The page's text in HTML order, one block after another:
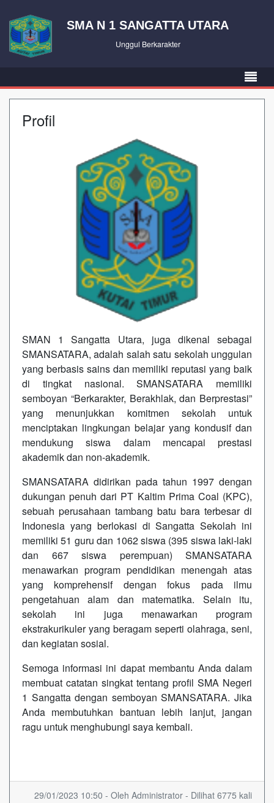
SMA N 1 SANGATTA UTARA
Unggul Berkarakter
Profil
SMAN 1 Sangatta Utara, juga dikenal sebagai
SMANSATARA, adalah salah satu sekolah unggulan
yang berbasis sains dan memiliki reputasi yang baik
di tingkat nasional. SMANSATARA memiliki
semboyan “Berkarakter, Berakhlak, dan Berprestasi”
yang menunjukkan komitmen sekolah untuk
menciptakan lingkungan belajar yang kondusif dan
mendukung siswa dalam mencapai prestasi
akademik dan non-akademik.
SMANSATARA didirikan pada tahun 1997 dengan
dukungan penuh dari PT Kaltim Prima Coal (KPC),
sebuah perusahaan tambang batu bara terbesar di
Indonesia yang berlokasi di Sangatta Sekolah ini
memiliki 51 guru dan 1062 siswa (395 siswa laki-laki
dan 667 siswa perempuan) SMANSATARA
menawarkan program pendidikan menengah atas
yang komprehensif dengan fokus pada ilmu
pengetahuan alam dan matematika. Selain itu,
sekolah ini juga menawarkan program
ekstrakurikuler yang beragam seperti olahraga, seni,
dan kegiatan sosial.
Semoga informasi ini dapat membantu Anda dalam
membuat catatan singkat tentang profil SMA Negeri
1 Sangatta dengan semboyan SMANSATARA. Jika
Anda membutuhkan bantuan lebih lanjut, jangan
ragu untuk menghubungi saya kembali.
29/01/2023 10:50 - Oleh Administrator - Dilihat 6775 kali